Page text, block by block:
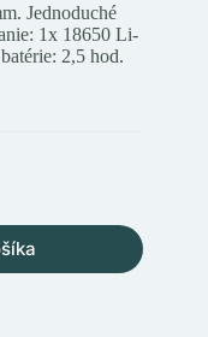
Jednoduché
1x 18650 Li-
2,5 hod.